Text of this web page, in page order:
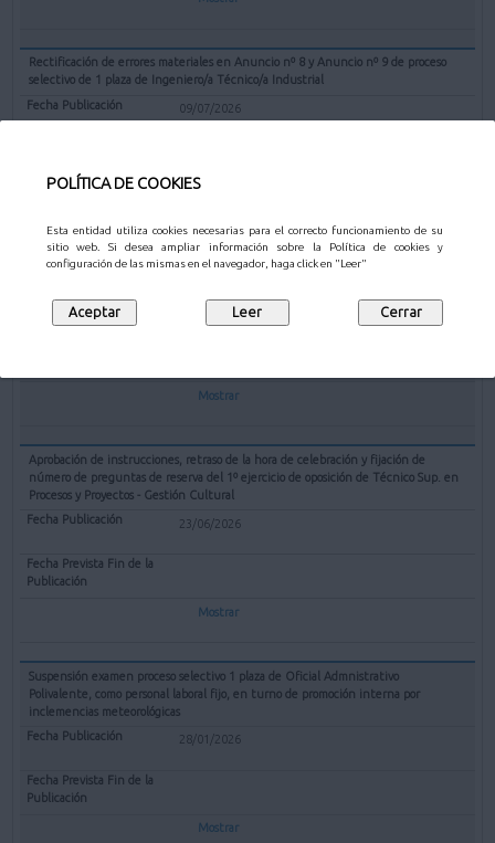
POLÍTICA DE COOKIES
Esta entidad utiliza cookies necesarias para el correcto funcionamiento de su
sitio web. Si desea ampliar información sobre la Política de cookies y
configuración de las mismas en el navegador, haga click en "Leer"
Rectificación de errores materiales en Anuncio nº 8 y Anuncio nº 9 de proceso
selectivo de 1 plaza de Ingeniero/a Técnico/a Industrial
09/07/2026
Valoración méritos y propuesta declarar desierto el concurso Técnico de gestión
09/07/2026
Mostrar
Aprobación de instrucciones, retraso de la hora de celebración y fijación de
número de preguntas de reserva del 1º ejercicio de oposición de Técnico Sup. en
Procesos y Proyectos - Gestión Cultural
23/06/2026
Mostrar
Suspensión examen proceso selectivo 1 plaza de Oficial Admnistrativo
Polivalente, como personal laboral fijo, en turno de promoción interna por
inclemencias meteorológicas
28/01/2026
Mostrar